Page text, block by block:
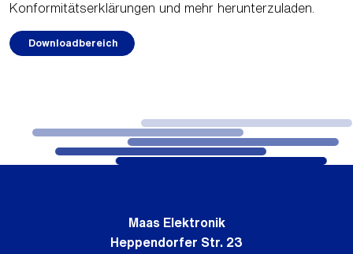
Konformitätserklärungen und mehr herunterzuladen.
Downloadbereich
Maas Elektronik
Heppendorfer Str. 23